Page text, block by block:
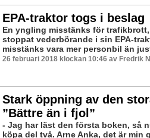
EPA-traktor togs i beslag
En yngling misstänks för
stoppat vederbörande i sin EPA-
misstänks vara mer personbil än
26 februari 2018 klockan 10:46 av Fredrik
Stark öppning av den
”Bättre än i fjol”
- Jag har läst den första boken, så
köpa del två. Arne Anka, det är min